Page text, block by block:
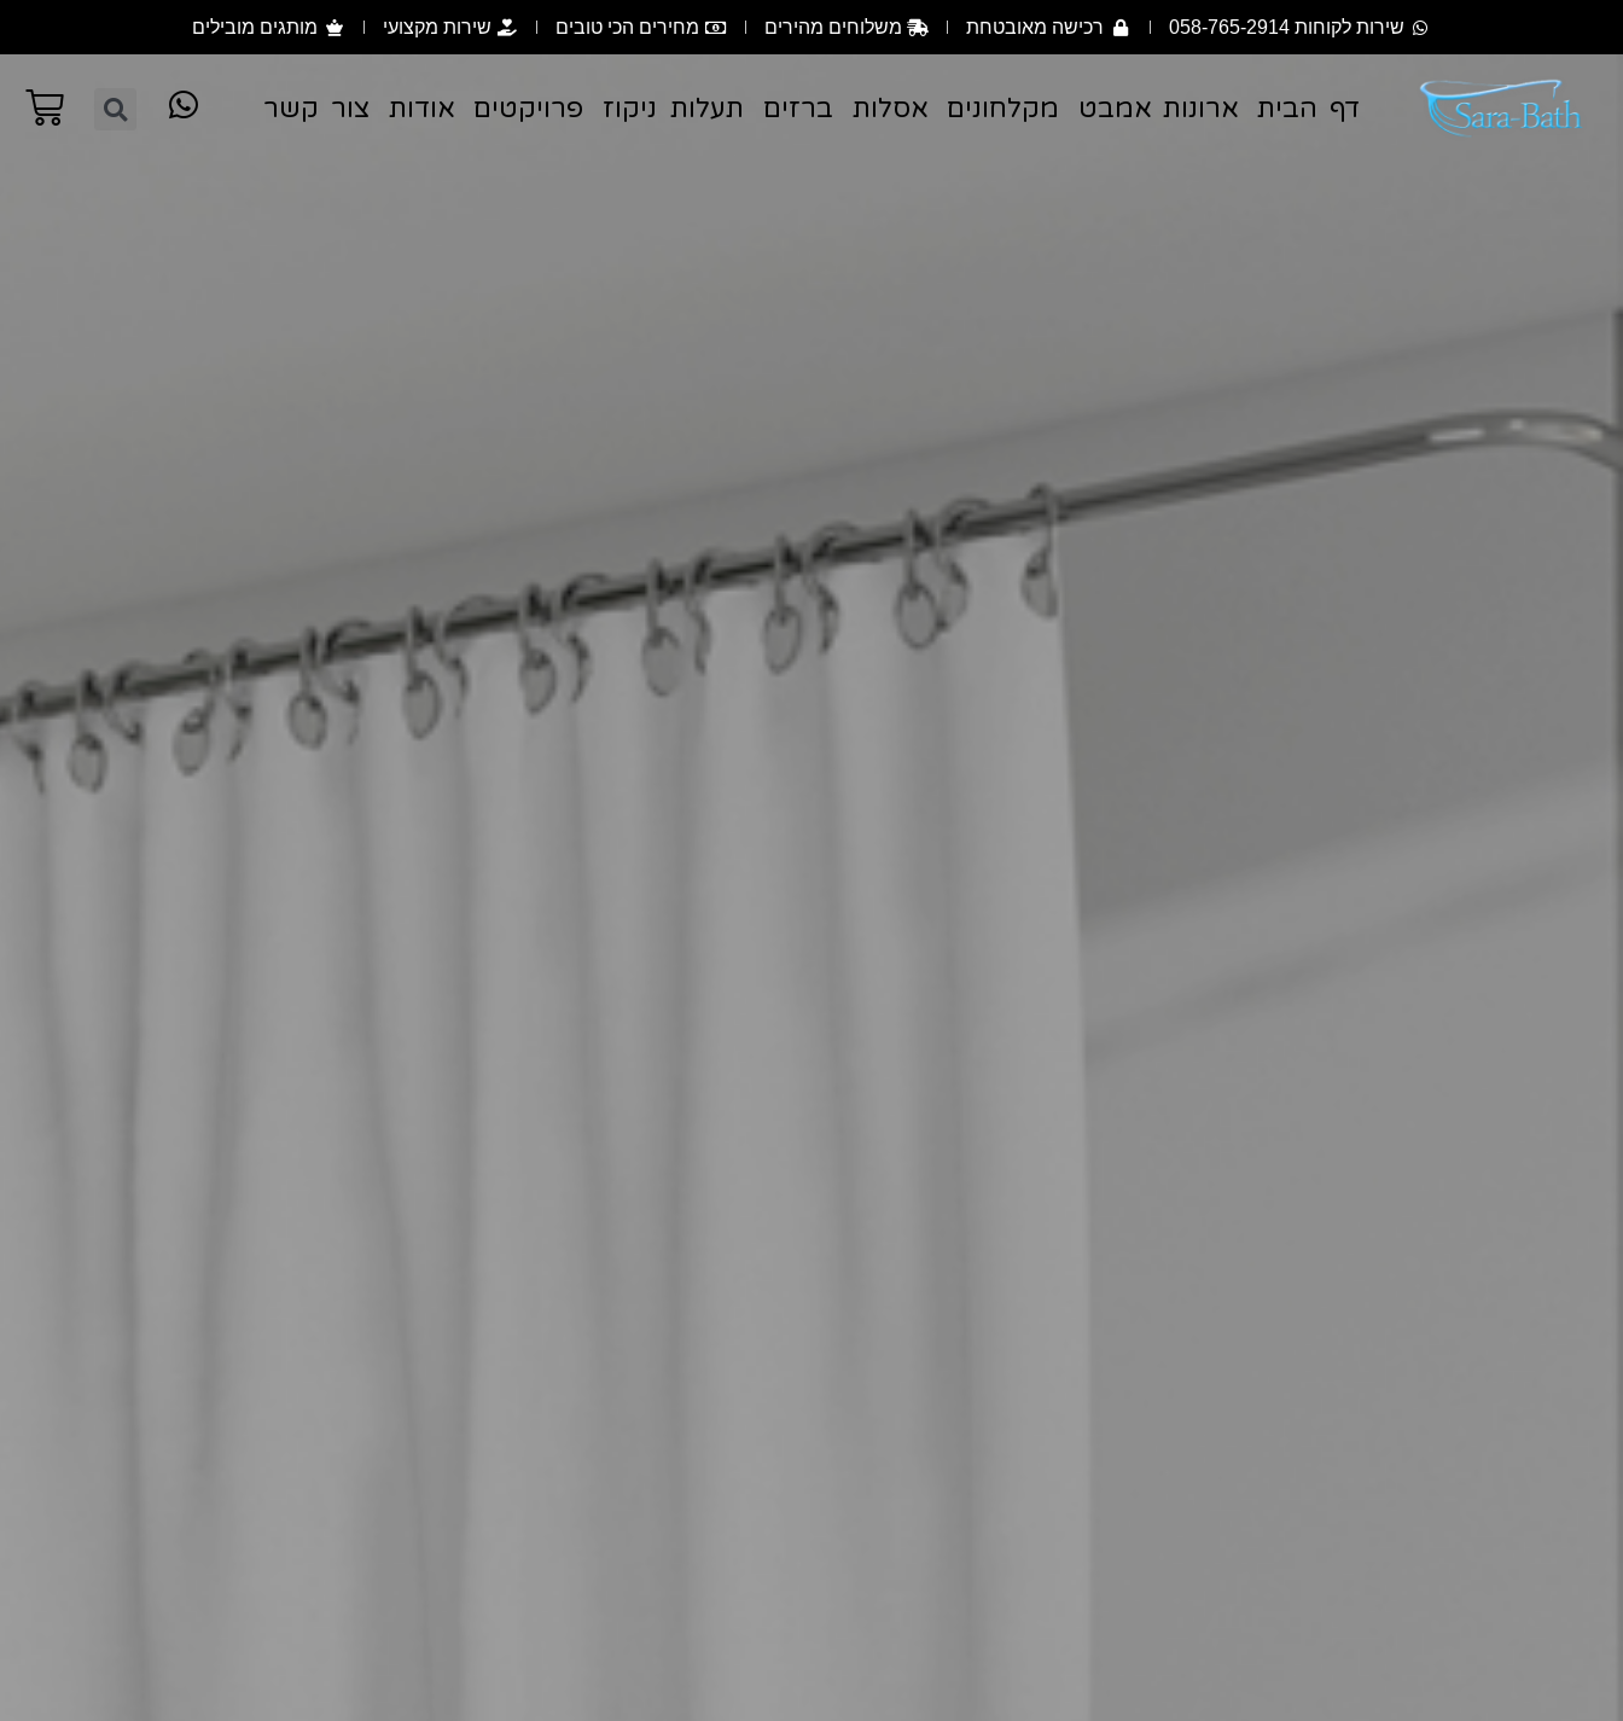
שירות לקוחות 058-765-2914 רכישה מאובטחת משלוחים מהירים מחירים הכי טובים שירות מקצועי מותגים מובילים
דף הבית ארונות אמבט מקלחונים אסלות ברזים תעלות ניקוז פרויקטים אודות צור קשר